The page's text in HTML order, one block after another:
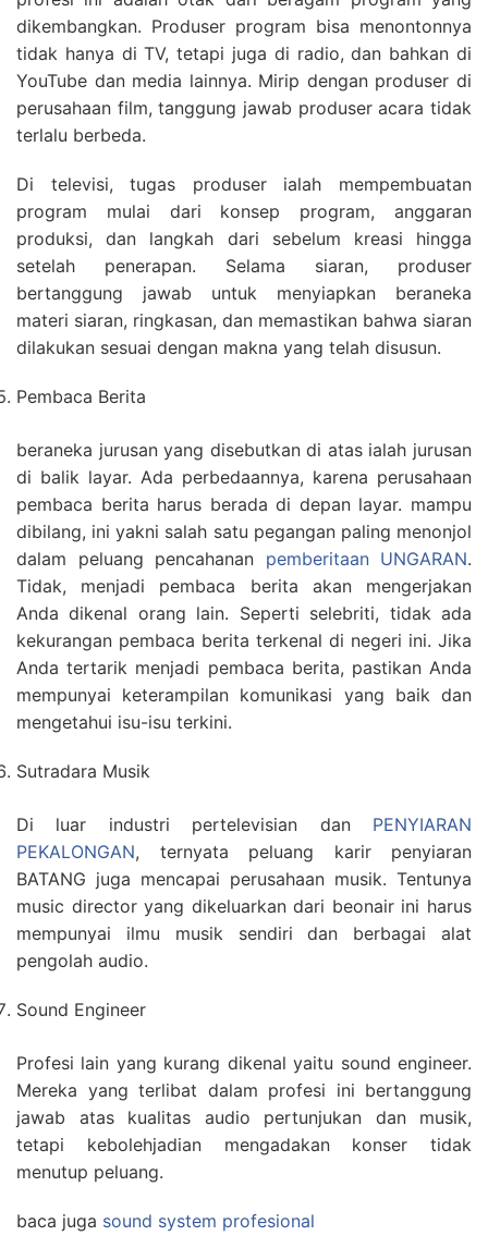
dikembangkan. Produser program bisa menontonnya
tidak hanya di TV, tetapi juga di radio, dan bahkan di
YouTube dan media lainnya. Mirip dengan produser di
perusahaan film, tanggung jawab produser acara tidak
terlalu berbeda.
Di televisi, tugas produser ialah mempembuatan
program mulai dari konsep program, anggaran
produksi, dan langkah dari sebelum kreasi hingga
setelah penerapan. Selama siaran, produser
bertanggung jawab untuk menyiapkan beraneka
materi siaran, ringkasan, dan memastikan bahwa siaran
dilakukan sesuai dengan makna yang telah disusun.
Pembaca Berita
beraneka jurusan yang disebutkan di atas ialah jurusan
di balik layar. Ada perbedaannya, karena perusahaan
pembaca berita harus berada di depan layar. mampu
dibilang, ini yakni salah satu pegangan paling menonjol
dalam peluang pencahanan pemberitaan UNGARAN.
Tidak, menjadi pembaca berita akan mengerjakan
Anda dikenal orang lain. Seperti selebriti, tidak ada
kekurangan pembaca berita terkenal di negeri ini. Jika
Anda tertarik menjadi pembaca berita, pastikan Anda
mempunyai keterampilan komunikasi yang baik dan
mengetahui isu-isu terkini.
Sutradara Musik
Di luar industri pertelevisian dan PENYIARAN
PEKALONGAN, ternyata peluang karir penyiaran
BATANG juga mencapai perusahaan musik. Tentunya
music director yang dikeluarkan dari beonair ini harus
mempunyai ilmu musik sendiri dan berbagai alat
pengolah audio.
Sound Engineer
Profesi lain yang kurang dikenal yaitu sound engineer.
Mereka yang terlibat dalam profesi ini bertanggung
jawab atas kualitas audio pertunjukan dan musik,
tetapi kebolehjadian mengadakan konser tidak
menutup peluang.
baca juga sound system profesional